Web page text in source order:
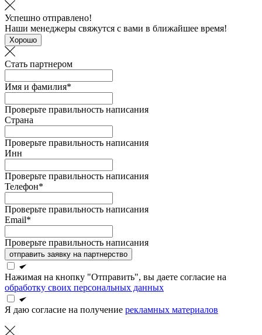
Успешно отправлено!
Наши менеджеры свяжутся с вами в ближайшее время!
Хорошо
Стать партнером
Имя и фамилия*
Проверьте правильность написания
Страна
Проверьте правильность написания
Инн
Проверьте правильность написания
Телефон*
Проверьте правильность написания
Email*
Проверьте правильность написания
отправить заявку на партнерство
Нажимая на кнопку "Отправить", вы даете согласие на
обработку своих персональных данных
Я даю согласие на получение рекламных материалов